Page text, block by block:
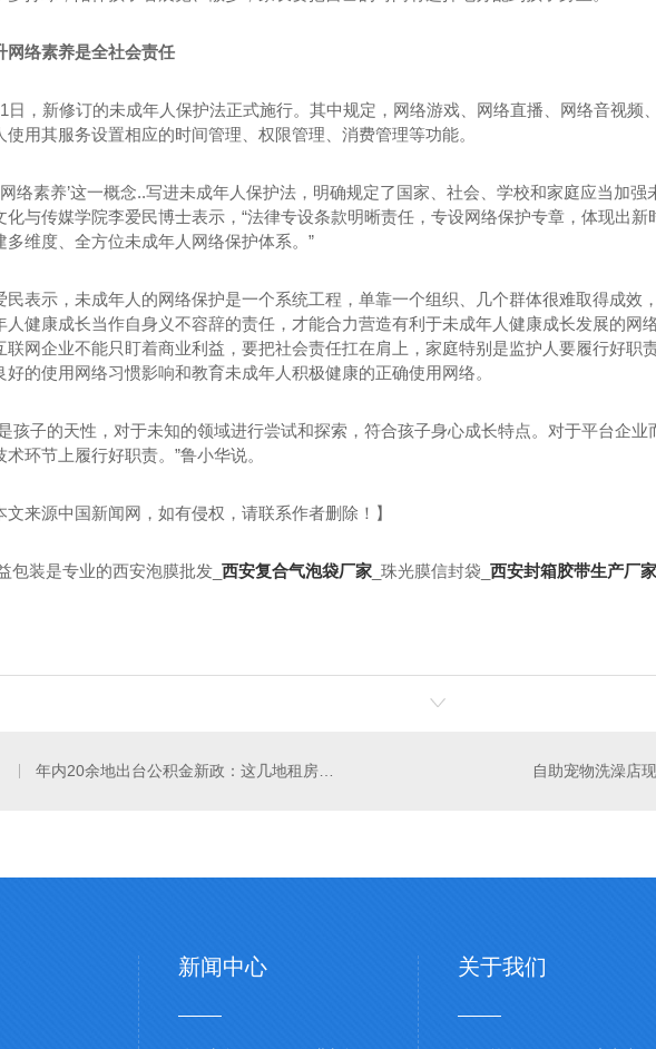
网络素养是全社会责任
日，新修订的未成年人保护法正式施行。其中规定，网络游戏、网络直播、网络音视频
使用其服务设置相应的时间管理、权限管理、消费管理等功能。
网络素养’这一概念..写进未成年人保护法，明确规定了国家、社会、学校和家庭应当加
化与传媒学院李爱民博士表示，“法律专设条款明晰责任，专设网络保护专章，体现出新
多维度、全方位未成年人网络保护体系。”
民表示，未成年人的网络保护是一个系统工程，单靠一个组织、几个群体很难取得成效
人健康成长当作自身义不容辞的责任，才能合力营造有利于未成年人健康成长发展的网
联网企业不能只盯着商业利益，要把社会责任扛在肩上，家庭特别是监护人要履行好职
好的使用网络习惯影响和教育未成年人积极健康的正确使用网络。
孩子的天性，对于未知的领域进行尝试和探索，符合孩子身心成长特点。对于平台企
术环节上履行好职责。”鲁小华说。
文来源中国新闻网，如有侵权，请联系作者删除！】
包装是专业的西安泡膜批发_西安复合气泡袋厂家 _珠光膜信封袋_西安封箱胶带生产厂家
年内20余地出台公积金新政：这几地租房可多提
新闻中心 关于我们